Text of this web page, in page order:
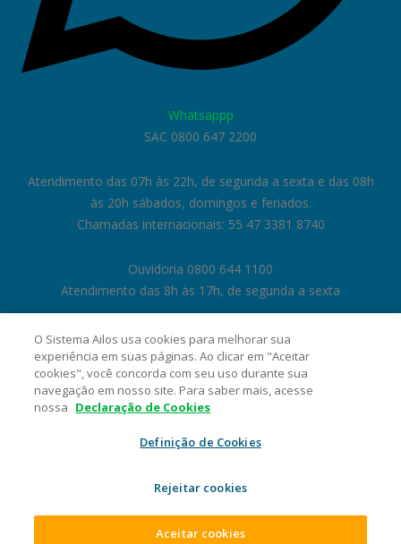
Whatsappp
SAC 0800 647 2200
Atendimento das 07h às 22h, de segunda a sexta e das 08h
às 20h sábados, domingos e feriados.
Chamadas internacionais: 55 47 3381 8740
Ouvidoria 0800 644 1100
Atendimento das 8h às 17h, de segunda a sexta
Cooperativa Central de Crédito Ailos - CNPJ 05.463.212/0001-29 Rua
O Sistema Ailos usa cookies para melhorar sua
experiência em suas páginas. Ao clicar em "Aceitar
cookies", você concorda com seu uso durante sua
navegação em nosso site. Para saber mais, acesse
nossa Declaração de Cookies
Definição de Cookies
Rejeitar cookies
Aceitar cookies